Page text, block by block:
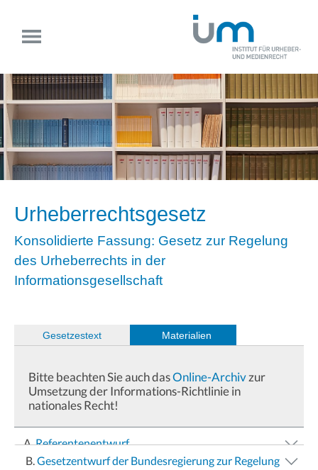
Urheberrechtsgesetz
Konsolidierte Fassung: Gesetz zur Regelung
des Urheberrechts in der
Informationsgesellschaft
Materialien
(Gesetzestext
Bitte beachten Sie auch dasOnline-Archivzur
Umsetzung der Informations-Richtlinie in
nationales Recht!
Referentenentwurf
Gesetzentwurf der Bundesregierung zur Regelung